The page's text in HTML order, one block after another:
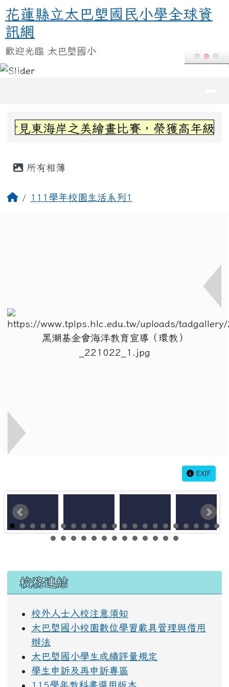
跳至主內容區
花蓮縣立太巴塱國民小學全球資訊
花蓮縣立太巴塱國民小學全球資
訊網
歡迎光臨 太巴塱國小
上中區域內容
東海岸之美繪畫比賽，榮獲高年級組第
所有相簿
回首頁111學年校園生活系列1
EXIF
左邊區域內容
校務連結
校外人士入校注意須知
太巴塱國小校園數位學習載具管理與借用
辦法
太巴塱國小學生成績評量規定
學生申訴及再申訴專區
115學年教科書選用版本